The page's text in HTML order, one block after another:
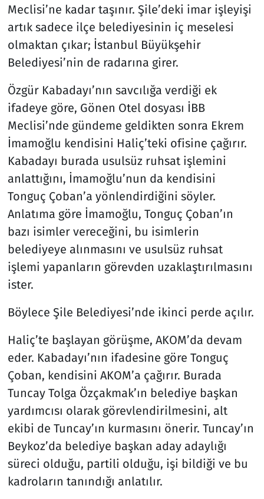
Meclisi’ne kadar taşınır. Şile’deki imar işleyişi
artık sadece ilçe belediyesinin iç meselesi
olmaktan çıkar; İstanbul Büyükşehir
Belediyesi’nin de radarına girer.
Özgür Kabadayı’nın savcılığa verdiği ek
ifadeye göre, Gönen Otel dosyası İBB
Meclisi’nde gündeme geldikten sonra Ekrem
İmamoğlu kendisini Haliç’teki ofisine çağırır.
Kabadayı burada usulsüz ruhsat işlemini
anlattığını, İmamoğlu’nun da kendisini
Tonguç Çoban’a yönlendirdiğini söyler.
Anlatıma göre İmamoğlu, Tonguç Çoban’ın
bazı isimler vereceğini, bu isimlerin
belediyeye alınmasını ve usulsüz ruhsat
işlemi yapanların görevden uzaklaştırılmasını
ister.
Böylece Şile Belediyesi’nde ikinci perde açılır.
Haliç’te başlayan görüşme, AKOM’da devam
eder. Kabadayı’nın ifadesine göre Tonguç
Çoban, kendisini AKOM’a çağırır. Burada
Tuncay Tolga Özçakmak’ın belediye başkan
yardımcısı olarak görevlendirilmesini, alt
ekibi de Tuncay’ın kurmasını önerir. Tuncay’ın
Beykoz’da belediye başkan aday adaylığı
süreci olduğu, partili olduğu, işi bildiği ve bu
kadroların tanındığı anlatılır.